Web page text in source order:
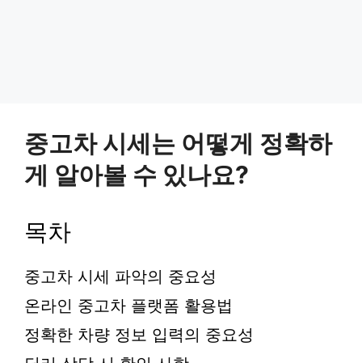
중고차 시세는 어떻게 정확하
게 알아볼 수 있나요?
목차
중고차 시세 파악의 중요성
온라인 중고차 플랫폼 활용법
정확한 차량 정보 입력의 중요성